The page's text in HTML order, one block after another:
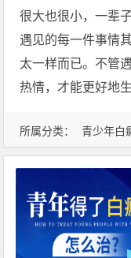
所属分类： 青少年白
很大也很小，一辈
遇见的每一件事情
太一样而已。不管
热情，才能更好地生